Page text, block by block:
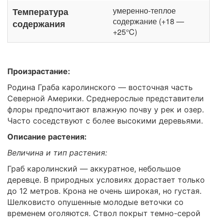
Температура
содержания
умеренно-теплое
содержание (+18 —
+25°C)
Произрастание:
Родина Граба каролинского — восточная часть
Северной Америки. Среднерослые представители
флоры предпочитают влажную почву у рек и озер.
Часто соседствуют с более высокими деревьями.
Описание растения:
Величина и тип растения:
Граб каролинский — аккуратное, небольшое
деревце. В природных условиях дорастает только
до 12 метров. Крона не очень широкая, но густая.
Шелковисто опушенные молодые веточки со
временем оголяются. Ствол покрыт темно-серой